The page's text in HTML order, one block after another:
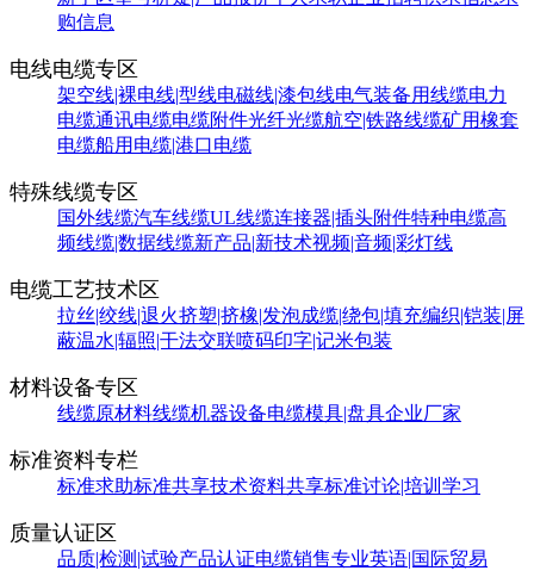
购信息
电线电缆专区
架空线|裸电线|型线电磁线|漆包线电气装备用线缆电力
电缆通讯电缆电缆附件光纤光缆航空|铁路线缆矿用橡套
电缆船用电缆|港口电缆
特殊线缆专区
国外线缆汽车线缆UL线缆连接器|插头附件特种电缆高
频线缆|数据线缆新产品|新技术视频|音频|彩灯线
电缆工艺技术区
拉丝|绞线|退火挤塑|挤橡|发泡成缆|绕包|填充编织|铠装|屏
蔽温水|辐照|干法交联喷码印字|记米包装
材料设备专区
线缆原材料线缆机器设备电缆模具|盘具企业厂家
标准资料专栏
标准求助标准共享技术资料共享标准讨论|培训学习
质量认证区
品质|检测|试验产品认证电缆销售专业英语|国际贸易